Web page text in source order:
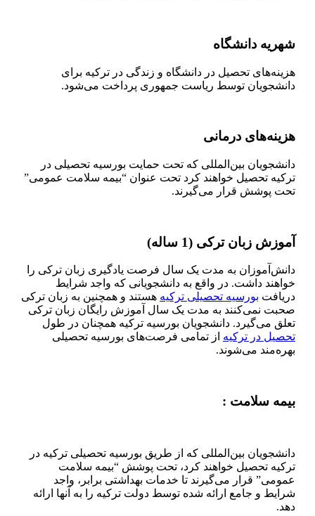
شهریه دانشگاه
هزینه‌های تحصیل در دانشگاه و زندگی در ترکیه برای
دانشجویان توسط ریاست جمهوری پرداخت می‌شود.
هزینه‌های درمانی
دانشجویان بین‌المللی که تحت حمایت بورسیه تحصیلی در
ترکیه تحصیل خواهند کرد تحت عنوان “بیمه سلامت عمومی”
تحت پوشش قرار می‌گیرند.
آموزش زبان ترکی (1 ساله)
دانش‌آموزان به مدت یک سال فرصت یادگیری زبان ترکی را
خواهند داشت. در واقع به دانشجویانی که واجد شرایط
دریافت بورسیه تحصیلی ترکیه هستند و همچنین به زبان ترکی
صحبت نمی‌کنند به مدت یک سال آموزش رایگان زبان ترکی
تعلق می‌گیرد. دانشجویان بورسیه ترکیه همچنان در طول
تحصیل در ترکیه از تمامی فرصت‌های بورسیه تحصیلی
بهره‌مند می‌شوند.
بیمه سلامت :
دانشجویان بین‌المللی که از طریق بورسیه تحصیلی ترکیه در
ترکیه تحصیل خواهند کرد، تحت پوشش “بیمه سلامت
عمومی” قرار می‌گیرند تا خدمات بهداشتی برابر، واجد
شرایط و جامع ارائه شده توسط دولت ترکیه را به آنها ارائه
دهد.